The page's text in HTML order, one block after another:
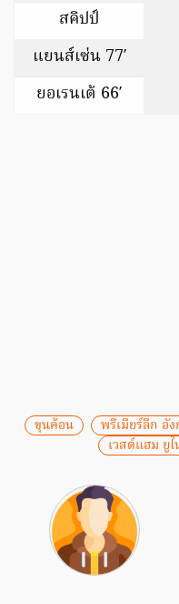
สคิปป์
แยนส์เซ่น 77′
ยอเรนเต้ 66′
ขุนค้อน พรีเมียร์ลีก อั
เวสต์แฮม ยูไ